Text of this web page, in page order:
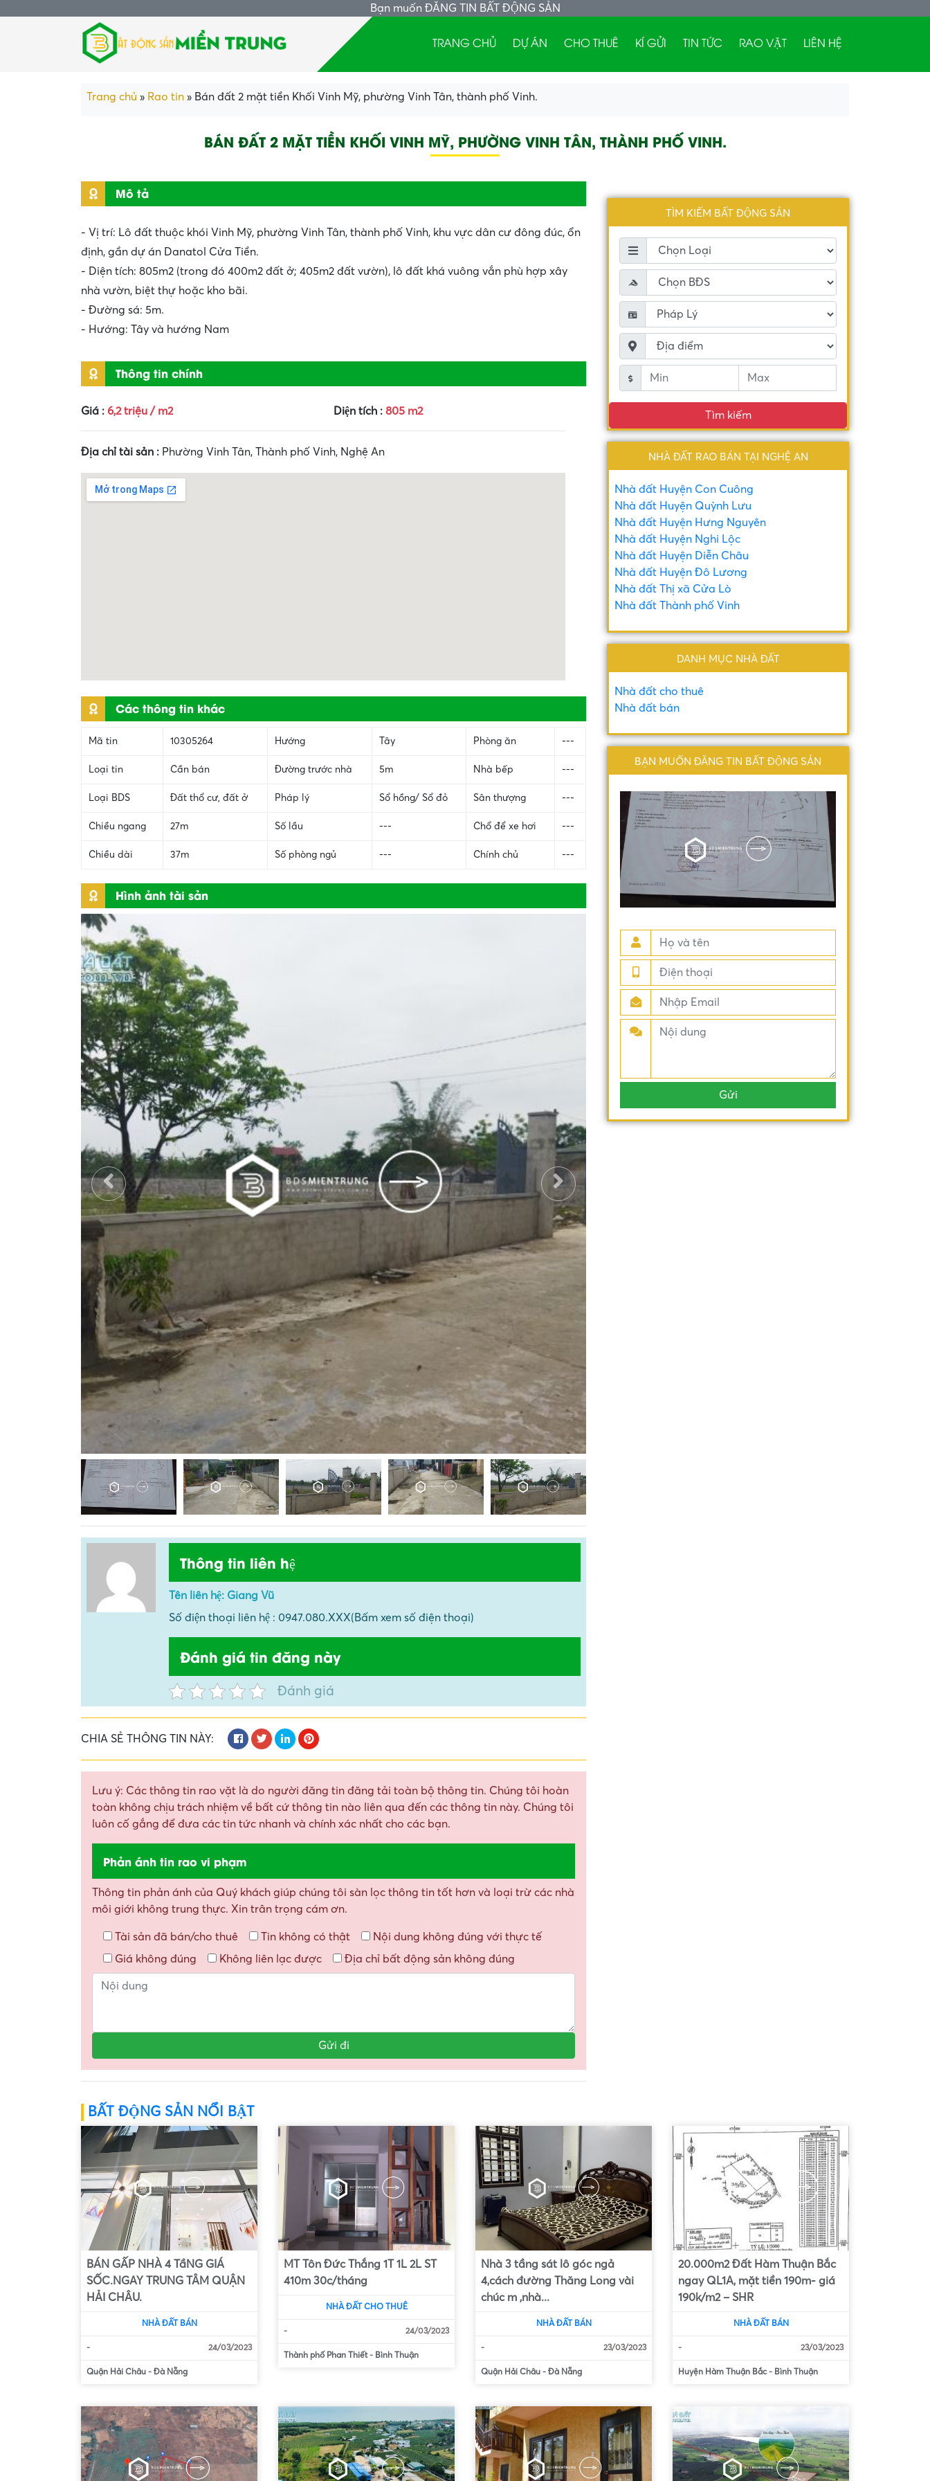
Bạn muốn ĐĂNG TIN BẤT ĐỘNG SẢN
TRANG CHỦ DỰ ÁN CHO THUÊ KÍ GỬI TIN TỨC RAO VẶT LIÊN HỆ
Trang chủ » Rao tin » Bán đất 2 mặt tiền Khối Vinh Mỹ, phường Vinh Tân, thành phố Vinh.
BÁN ĐẤT 2 MẶT TIỀN KHỐI VINH MỸ, PHƯỜNG VINH TÂN, THÀNH PHỐ VINH.
Mô tả
- Vị trí: Lô đất thuộc khói Vinh Mỹ, phường Vinh Tân, thành phố Vinh, khu vực dân cư đông đúc, ổn
định, gần dự án Danatol Cửa Tiền.
- Diện tích: 805m2 (trong đó 400m2 đất ở; 405m2 đất vườn), lô đất khá vuông vắn phù hợp xây
nhà vườn, biệt thự hoặc kho bãi.
- Đường sá: 5m.
- Hướng: Tây và hướng Nam
Thông tin chính
Giá : 6,2 triệu / m2 Diện tích : 805 m2
Địa chỉ tài sản : Phường Vinh Tân, Thành phố Vinh, Nghệ An
Các thông tin khác
Mã tin 10305264 Hướng Tây Phòng ăn ---
Loại tin Cần bán Đường trước nhà 5m Nhà bếp ---
Loại BDS Đất thổ cư, đất ở Pháp lý Sổ hồng/ Sổ đỏ Sân thượng ---
Chiều ngang 27m Số lầu --- Chổ để xe hơi ---
Chiều dài 37m Số phòng ngủ --- Chính chủ ---
Hình ảnh tài sản
Thông tin liên hệ
Tên liên hệ: Giang Vũ
Số điện thoại liên hệ : 0947.080.XXX(Bấm xem số điện thoại)
Đánh giá tin đăng này
Đánh giá
CHIA SẺ THÔNG TIN NÀY:
Lưu ý: Các thông tin rao vặt là do người đăng tin đăng tải toàn bộ thông tin. Chúng tôi hoàn
toàn không chịu trách nhiệm về bất cứ thông tin nào liên qua đến các thông tin này. Chúng tôi
luôn cố gắng để đưa các tin tức nhanh và chính xác nhất cho các bạn.
Phản ánh tin rao vi phạm
Thông tin phản ánh của Quý khách giúp chúng tôi sàn lọc thông tin tốt hơn và loại trừ các nhà
môi giới không trung thực. Xin trân trọng cám ơn.
Tài sản đã bán/cho thuê Tin không có thật
Nội dung không đúng với thực tế
Giá không đúng
Không liên lạc được Địa chỉ bất động sản không đúng
TÌM KIẾM BẤT ĐỘNG SẢN
Tìm kiếm
NHÀ ĐẤT RAO BÁN TẠI NGHỆ AN
Nhà đất Huyện Con Cuông
Nhà đất Huyện Quỳnh Lưu
Nhà đất Huyện Hưng Nguyên
Nhà đất Huyện Nghi Lộc
Nhà đất Huyện Diễn Châu
Nhà đất Huyện Đô Lương
Nhà đất Thị xã Cửa Lò
Nhà đất Thành phố Vinh
DANH MỤC NHÀ ĐẤT
Nhà đất cho thuê
Nhà đất bán
BẠN MUỐN ĐĂNG TIN BẤT ĐỘNG SẢN
BẤT ĐỘNG SẢN NỔI BẬT
BÁN GẤP NHÀ 4 TầNG GIÁ
SỐC.NGAY TRUNG TÂM QUẬN
HẢI CHÂU.
NHÀ ĐẤT BÁN
- 24/03/2023
Quận Hải Châu - Đà Nẵng
MT Tôn Đức Thắng 1T 1L 2L ST
410m 30c/tháng
NHÀ ĐẤT CHO THUÊ
- 24/03/2023
Thành phố Phan Thiết - Bình Thuận
Nhà 3 tầng sát lô góc ngả
4,cách đường Thăng Long vài
chúc m ,nhà...
NHÀ ĐẤT BÁN
- 23/03/2023
Quận Hải Châu - Đà Nẵng
20.000m2 Đất Hàm Thuận Bắc
ngay QL1A, mặt tiền 190m- giá
190k/m2 – SHR
NHÀ ĐẤT BÁN
- 23/03/2023
Huyện Hàm Thuận Bắc - Bình Thuận